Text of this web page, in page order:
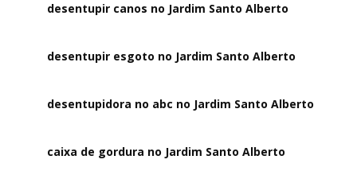
desentupir canos no Jardim Santo Alberto
desentupir esgoto no Jardim Santo Alberto
desentupidora no abc no Jardim Santo Alberto
caixa de gordura no Jardim Santo Alberto